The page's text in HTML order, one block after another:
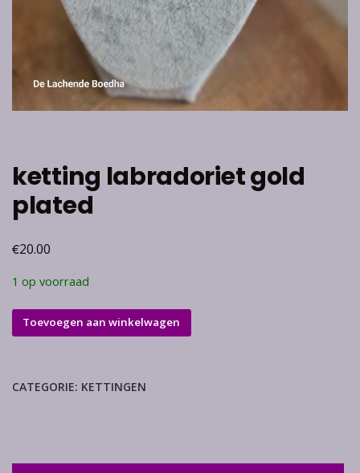
ketting labradoriet gold
plated
€20.00
1 op voorraad
ketting
labradoriet
aantal
Toevoegen aan winkelwagen
CATEGORIE: KETTINGEN